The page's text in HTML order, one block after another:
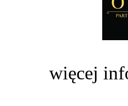
więcej